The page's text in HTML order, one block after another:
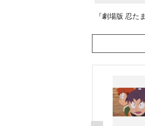
『劇場版 忍